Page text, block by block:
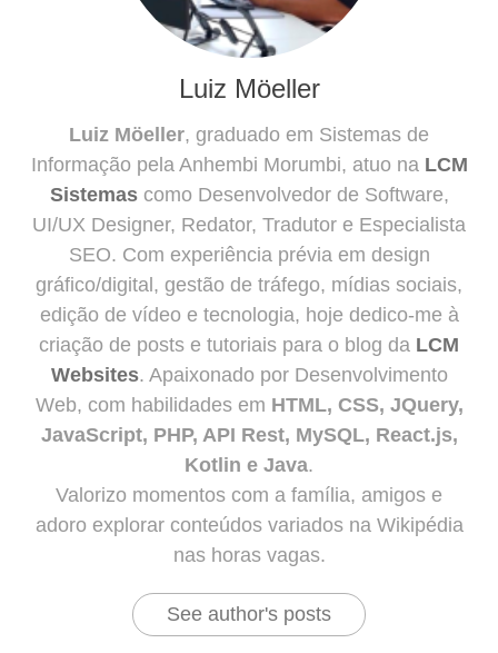
Luiz Möeller
Luiz Möeller, graduado em Sistemas de
Informação pela Anhembi Morumbi, atuo na LCM
Sistemascomo Desenvolvedor de Software,
UI/UX Designer, Redator, Tradutor e Especialista
SEO. Com experiência prévia em design
gráfico/digital, gestão de tráfego, mídias sociais,
edição de vídeo e tecnologia, hoje dedico-me à
criação de posts e tutoriais para o blog da LCM
Websites. Apaixonado por Desenvolvimento
Web, com habilidades em HTML, CSS, JQuery,
JavaScript, PHP, API Rest, MySQL, React.js,
Kotlin e Java.
Valorizo momentos com a família, amigos e
adoro explorar conteúdos variados na Wikipédia
nas horas vagas.
See author's posts